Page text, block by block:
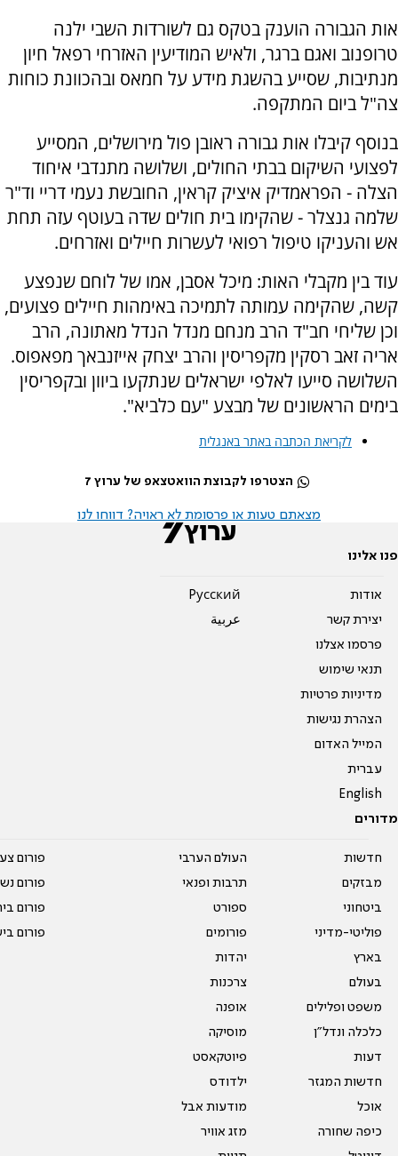
אות הגבורה הוענק בטקס גם לשורדות השבי ילנה
טרופנוב ואגם ברגר, ולאיש המודיעין האזרחי רפאל חיון
מנתיבות, שסייע בהשגת מידע על חמאס ובהכוונת כוחות
צה"ל ביום המתקפה.
בנוסף קיבלו אות גבורה ראובן פול מירושלים, המסייע
לפצועי השיקום בבתי החולים, ושלושה מתנדבי איחוד
הצלה - הפראמדיק איציק קראין, החובשת נעמי דריי וד"ר
שלמה גנצלר - שהקימו בית חולים שדה בעוטף עזה תחת
אש והעניקו טיפול רפואי לעשרות חיילים ואזרחים.
עוד בין מקבלי האות: מיכל אסבן, אמו של לוחם שנפצע
קשה, שהקימה עמותה לתמיכה באימהות חיילים פצועים,
וכן שליחי חב"ד הרב מנחם מנדל הנדל מאתונה, הרב
אריה זאב רסקין מקפריסין והרב יצחק אייזנבאך מפאפוס.
השלושה סייעו לאלפי ישראלים שנתקעו ביוון ובקפריסין
בימים הראשונים של מבצע "עם כלביא".
לקריאת הכתבה באתר באנגלית
הצטרפו לקבוצת הוואטצאפ של ערוץ 7
מצאתם טעות או פרסומת לא ראויה? דווחו לנו
פנו אלינו
אודות
יצירת קשר
פרסמו אצלנו
תנאי שימוש
מדיניות פרטיות
הצהרת נגישות
המייל האדום
עברית
English
Pусский
عربية
מדורים
חדשות
מבזקים
ביטחוני
פוליטי-מדיני
בארץ
בעולם
משפט ופלילים
כלכלה ונדל"ן
דעות
חדשות המגזר
אוכל
כיפה שחורה
העולם הערבי
תרבות ופנאי
ספורט
פורומים
יהדות
צרכנות
אופנה
מוסיקה
פיוטקאסט
ילדודס
מודעות אבל
מזג אוויר
פורום
פורום
פורום
פורום